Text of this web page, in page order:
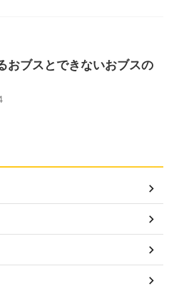
おブスとできないおブスの